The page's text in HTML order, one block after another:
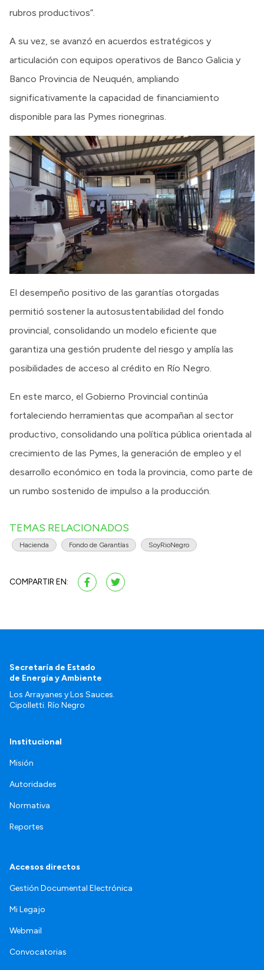
rubros productivos”.
A su vez, se avanzó en acuerdos estratégicos y
articulación con equipos operativos de Banco Galicia y
Banco Provincia de Neuquén, ampliando
significativamente la capacidad de financiamiento
disponible para las Pymes rionegrinas.
El desempeño positivo de las garantías otorgadas
permitió sostener la autosustentabilidad del fondo
provincial, consolidando un modelo eficiente que
garantiza una gestión prudente del riesgo y amplía las
posibilidades de acceso al crédito en Río Negro.
En este marco, el Gobierno Provincial continúa
fortaleciendo herramientas que acompañan al sector
productivo, consolidando una política pública orientada al
crecimiento de las Pymes, la generación de empleo y el
desarrollo económico en toda la provincia, como parte de
un rumbo sostenido de impulso a la producción.
TEMAS RELACIONADOS
Hacienda Fondo de Garantías SoyRioNegro
COMPARTIR EN:
Secretaría de Estado
de Energía y Ambiente
Los Arrayanes y Los Sauces.
Cipolletti. Río Negro
Institucional
Misión
Autoridades
Normativa
Reportes
Accesos directos
Gestión Documental Electrónica
Mi Legajo
Webmail
Convocatorias